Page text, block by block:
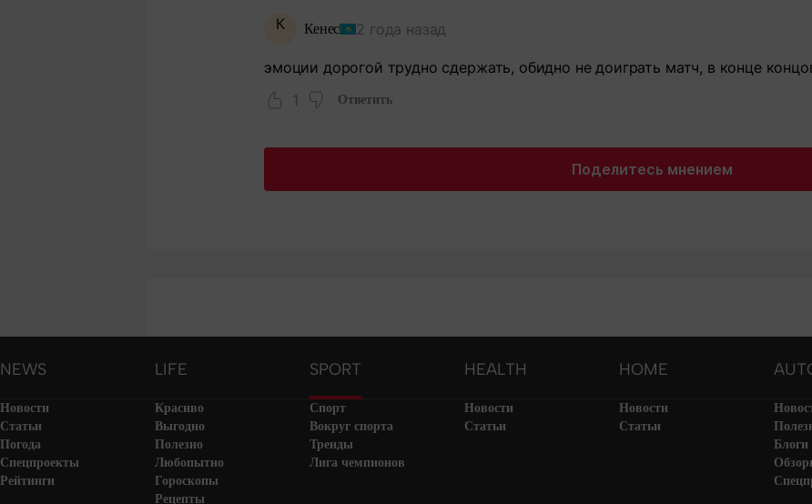
К Кенес 2 года назад
эмоции дорогой трудно сдержать, обидно не доиграть матч, в конце
1
Ответить
Поделитесь мнением
NEWS LIFE SPORT HEALTH HOME
Новости
Статьи
Погода
Спецпроекты
Рейтинги
Красиво
Выгодно
Полезно
Любопытно
Гороскопы
Рецепты
Спорт
Вокруг спорта
Тренды
Лига чемпионов
Новости
Статьи
Новости
Статьи
Блоги